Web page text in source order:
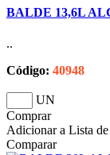
BALDE 13,6L
..
Código: 40948
UN
Comprar
Adicionar a Lista
Comparar